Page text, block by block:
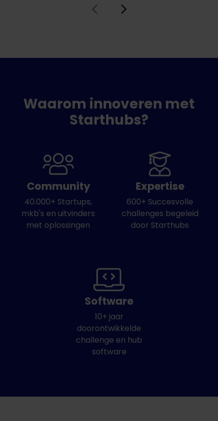
Waarom innoveren met
Starthubs?
Community
40.000+ Startups,
mkb's en uitvinders
met oplossingen
Expertise
600+ Succesvolle
challenges begeleid
door Starthubs
Software
10+ jaar
doorontwikkelde
challenge en hub
software